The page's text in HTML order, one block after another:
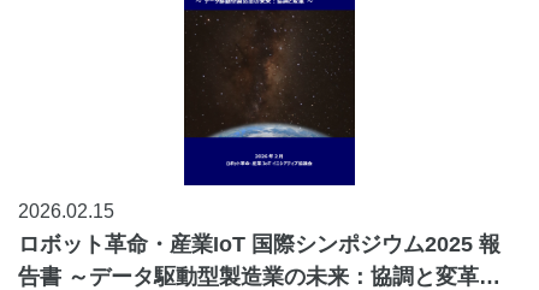
2026.02.15
ロボット革命・産業IoT 国際シンポジウム2025 報
告書 ～データ駆動型製造業の未来：協調と変革～